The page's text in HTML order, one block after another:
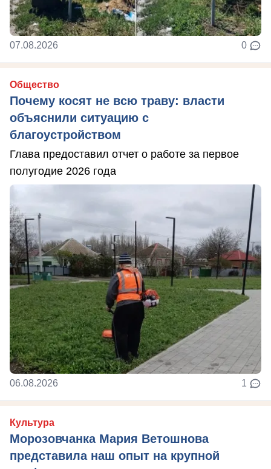
07.08.2026 0
Общество
Почему косят не всю траву: власти
объяснили ситуацию с
благоустройством
Глава предоставил отчет о работе за первое
полугодие 2026 года
06.08.2026 1
Культура
Морозовчанка Мария Ветошнова
представила наш опыт на крупной